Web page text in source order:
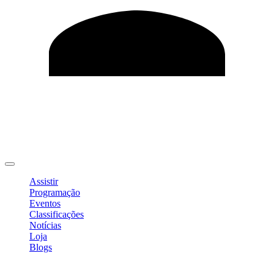
Assistir
Programação
Eventos
Classificações
Notícias
Loja
Blogs